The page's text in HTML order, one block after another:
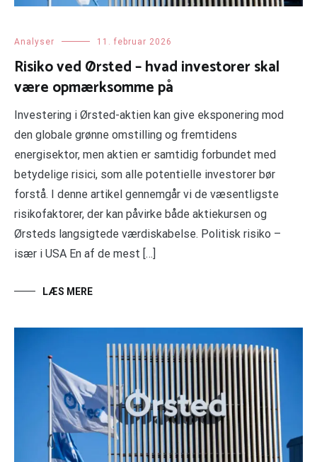
Analyser 11. februar 2026
Risiko ved Ørsted – hvad investorer skal
være opmærksomme på
Investering i Ørsted-aktien kan give eksponering mod
den globale grønne omstilling og fremtidens
energisektor, men aktien er samtidig forbundet med
betydelige risici, som alle potentielle investorer bør
forstå. I denne artikel gennemgår vi de væsentligste
risikofaktorer, der kan påvirke både aktiekursen og
Ørsteds langsigtede værdiskabelse. Politisk risiko –
især i USA En af de mest […]
LÆS MERE